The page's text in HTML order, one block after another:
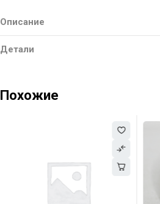
Описание
Детали
Похожие